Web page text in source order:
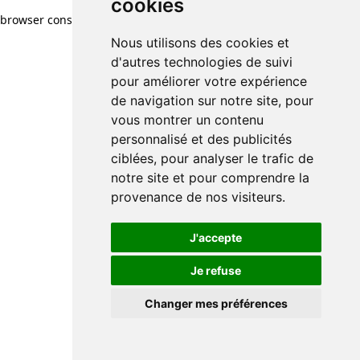
cookies
Nous utilisons des cookies et
d'autres technologies de suivi
pour améliorer votre expérience
de navigation sur notre site, pour
vous montrer un contenu
personnalisé et des publicités
ciblées, pour analyser le trafic de
notre site et pour comprendre la
provenance de nos visiteurs.
J'accepte
Je refuse
Changer mes préférences
browser console for more information)